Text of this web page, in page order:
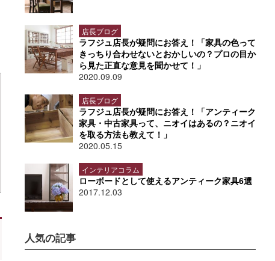
店長ブログ
ラフジュ店長が疑問にお答え！「家具の色って
きっちり合わせないとおかしいの？プロの目か
ら見た正直な意見を聞かせて！」
2020.09.09
店長ブログ
ラフジュ店長が疑問にお答え！「アンティーク
家具・中古家具って、ニオイはあるの？ニオイ
を取る方法も教えて！」
2020.05.15
インテリアコラム
ローボードとして使えるアンティーク家具6選
2017.12.03
人気の記事